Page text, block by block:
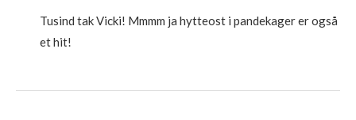
Tusind tak Vicki! Mmmm ja hytteost i pandekager er også
et hit!